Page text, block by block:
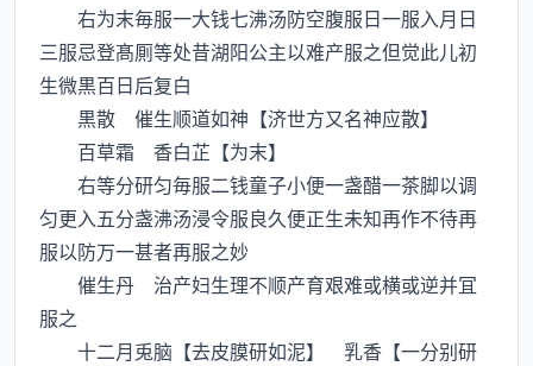
右为末毎服一大钱七沸汤防空腹服日一服入月日
三服忌登髙厠等处昔湖阳公主以难产服之但觉此儿初
生微黒百日后复白
黒散 催生顺道如神【济世方又名神应散】
百草霜 香白芷【为末】
右等分研匀毎服二钱童子小便一盏醋一茶脚以调
匀更入五分盏沸汤浸令服良久便正生未知再作不待再
服以防万一甚者再服之妙
催生丹 治产妇生理不顺产育艰难或横或逆并冝
服之
十二月兎脑【去皮膜研如泥】 乳香【一分别研